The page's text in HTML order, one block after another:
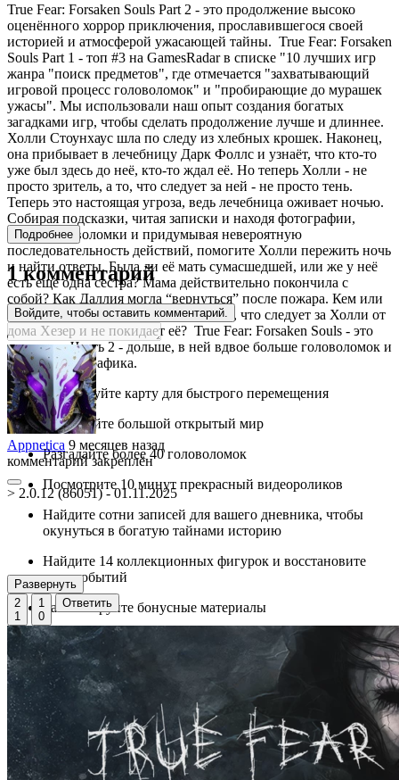
True Fear: Forsaken Souls Part 2 - это продолжение высоко
оценённого хоррор приключения, прославившегося своей
историей и атмосферой ужасающей тайны. True Fear: Forsaken
Souls Part 1 - топ #3 на GamesRadar в списке "10 лучших игр
жанра "поиск предметов", где отмечается "захватывающий
игровой процесс головоломок" и "пробирающие до мурашек
ужасы". Мы использовали наш опыт создания богатых
загадками игр, чтобы сделать продолжение лучше и длиннее.
Холли Стоунхаус шла по следу из хлебных крошек. Наконец,
она прибывает в лечебницу Дарк Фоллс и узнаёт, что кто-то
уже был здесь до неё, кто-то ждал её. Но теперь Холли - не
просто зритель, а то, что следует за ней - не просто тень.
Теперь это настоящая угроза, ведь лечебница оживает ночью.
Собирая подсказки, читая записки и находя фотографии,
решая головоломки и придумывая невероятную
последовательность действий, помогите Холли пережить ночь
и найти ответы. Была ли её мать сумасшедшей, или же у неё
есть ещё одна сестра? Мама действительно покончила с
собой? Как Даллия могла “вернуться” после пожара. Кем или
чем является это устрашающее нечто, что следует за Холли от
дома Хезер и не покидает её? True Fear: Forsaken Souls - это
трилогия. Часть 2 - дольше, в ней вдвое больше головоломок и
улучшенная графика.
Используйте карту для быстрого перемещения
Исследуйте большой открытый мир
Разгадайте более 40 головоломок
Посмотрите 10 минут прекрасный видеороликов
Найдите сотни записей для вашего дневника, чтобы
окунуться в богатую тайнами историю
Найдите 14 коллекционных фигурок и восстановите
цепь событий
Разблокируйте бонусные материалы
Подробнее
1 комментарий
Войдите, чтобы оставить комментарий.
Appnetica 9 месяцев назад
комментарий закреплён
> 2.0.12 (86051) - 01.11.2025
Развернуть
2
1
1
0
Ответить